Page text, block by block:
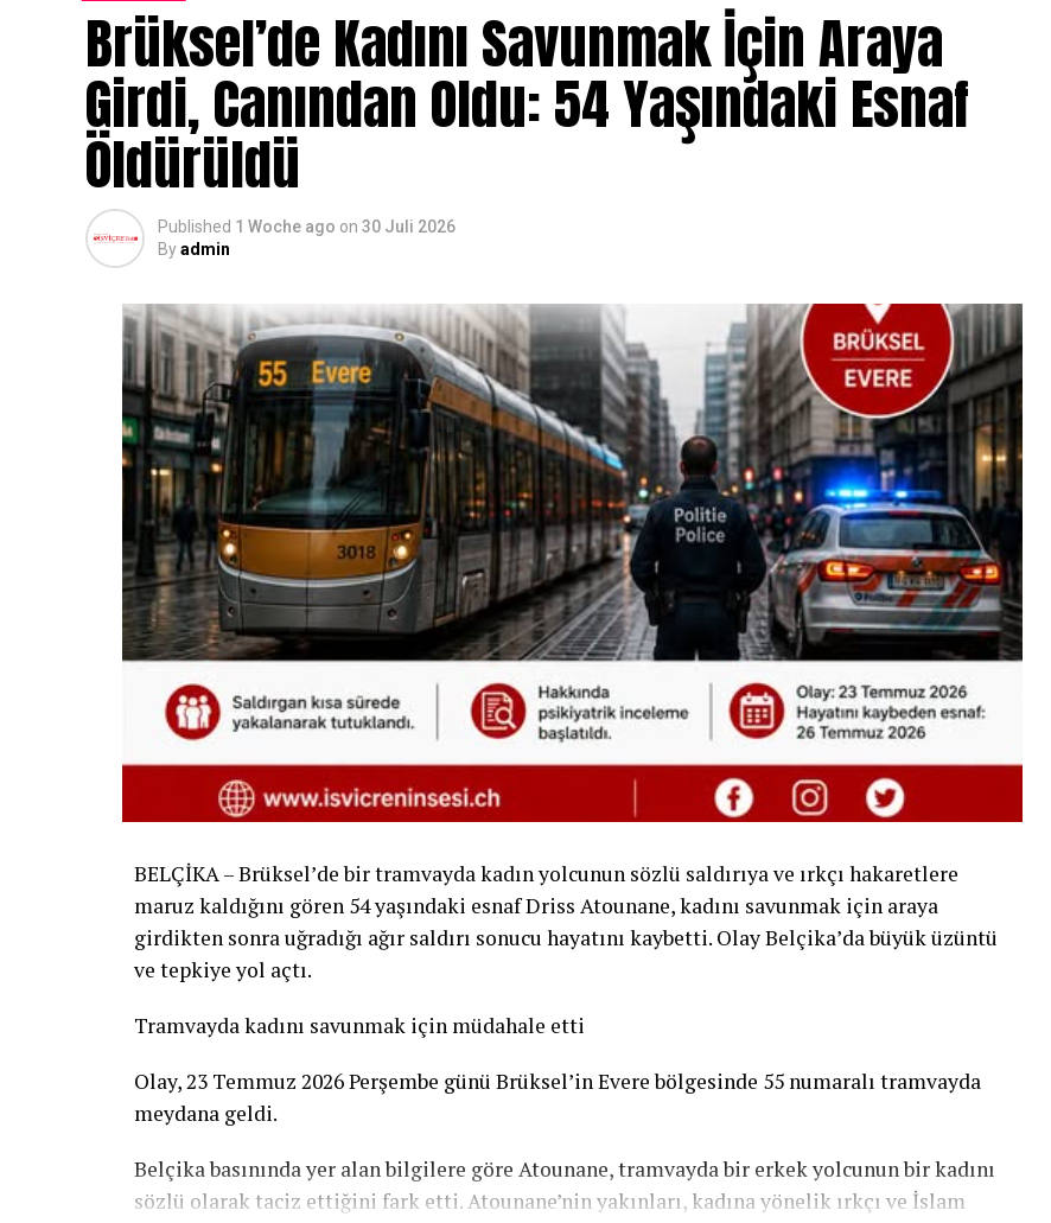
Brüksel’de Kadını Savunmak İçin Araya
Girdi, Canından Oldu: 54 Yaşındaki Esnaf
Öldürüldü
Published 1 Woche ago on 30 Juli 2026
Byadmin
BELÇİKA – Brüksel’de bir tramvayda kadın yolcunun sözlü saldırıya ve ırkçı hakaretlere
maruz kaldığını gören 54 yaşındaki esnaf Driss Atounane, kadını savunmak için araya
girdikten sonra uğradığı ağır saldırı sonucu hayatını kaybetti. Olay Belçika’da büyük üzüntü
ve tepkiye yol açtı.
Tramvayda kadını savunmak için müdahale etti
Olay, 23 Temmuz 2026 Perşembe günü Brüksel’in Evere bölgesinde 55 numaralı tramvayda
meydana geldi.
Belçika basınında yer alan bilgilere göre Atounane, tramvayda bir erkek yolcunun bir kadını
sözlü olarak taciz ettiğini fark etti. Atounane’nin yakınları, kadına yönelik ırkçı ve İslam